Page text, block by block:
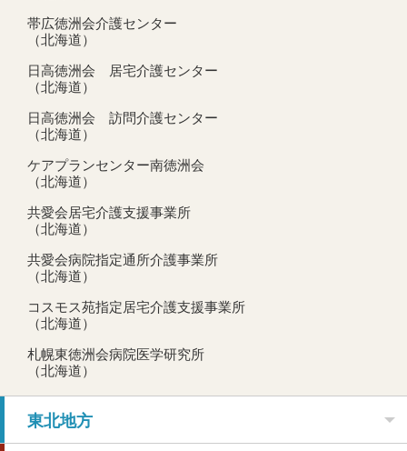
帯広徳洲会介護センター
（北海道）
日高徳洲会 居宅介護センター
（北海道）
日高徳洲会 訪問介護センター
（北海道）
ケアプランセンター南徳洲会
（北海道）
共愛会居宅介護支援事業所
（北海道）
共愛会病院指定通所介護事業所
（北海道）
コスモス苑指定居宅介護支援事業所
（北海道）
札幌東徳洲会病院医学研究所
（北海道）
東北地方